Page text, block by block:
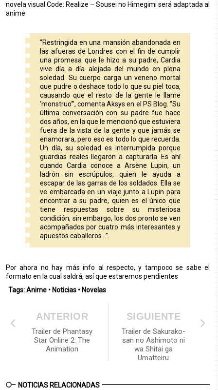
novela visual Code: Realize – Sousei no Himegimi será adaptada al
anime
“Restringida en una mansión abandonada en
las afueras de Londres con el fin de cumplir
una promesa que le hizo a su padre, Cardia
vive día a día alejada del mundo en plena
soledad. Su cuerpo carga un veneno mortal
que pudre o deshace todo lo que su piel toca,
causando que el resto de la gente le llame
‘monstruo‘”, comenta Aksys en el PS Blog. “Su
última conversación con su padre fue hace
dos años, en la que le mencionó que estuviera
fuera de la vista de la gente y que jamás se
enamorara, pero eso es todo lo que recuerda.
Un día, su soledad es interrumpida porque
guardias reales llegaron a capturarla. Es ahí
cuando Cardia conoce a Arsène Lupin, un
ladrón sin escrúpulos, quien le ayuda a
escapar de las garras de los soldados. Ella se
ve embarcada en un viaje junto a Lupin para
encontrar a su padre, quien es el único que
tiene respuestas sobre su misteriosa
condición; sin embargo, los dos pronto se ven
acompañados por cuatro más interesantes y
apuestos caballeros…”
Por ahora no hay más info al respecto, y tampoco se sabe el
formato en la cual saldrá, así que estaremos pendientes
Tags:Anime • Noticias • Novelas
SIGUIENTE
Trailer de Sakurako-
san no Ashimoto ni
wa Shitai ga
Umatteiru
ANTERIOR
Trailer de Phantasy
Star Online 2: The
Animation
NOTICIAS RELACIONADAS